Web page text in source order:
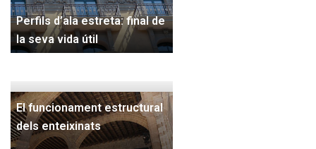
Perfils d’ala estreta: final de
la seva vida útil
El funcionament estructural
dels enteixinats